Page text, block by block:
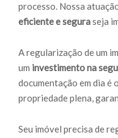
processo. Nossa
eficiente e seguraseja
A regularização de um
um investimento na
documentação em dia é
propriedade plena,
Seu imóvel precisa de